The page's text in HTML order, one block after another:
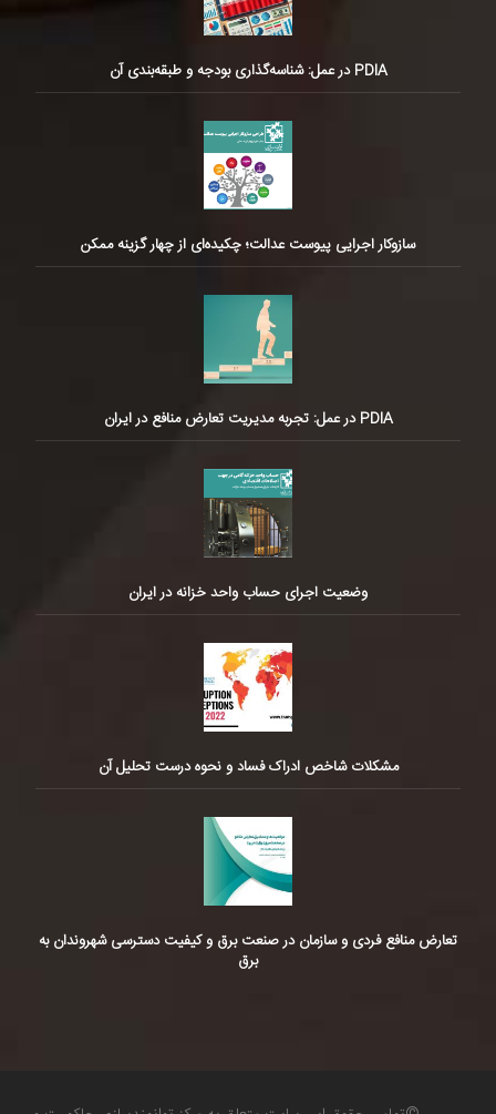
PDIA در عمل: شناسه‌گذاری بودجه و طبقه‌بندی آن
سازوکار اجرایی پیوست عدالت؛ چکیده‌ای از چهار گزینه ممکن
PDIA در عمل: تجربه مدیریت تعارض منافع در ایران
وضعیت اجرای حساب واحد خزانه در ایران
مشکلات شاخص ادراک فساد و نحوه درست تحلیل آن
تعارض منافع فردی و سازمان در صنعت برق و کیفیت دسترسی شهروندان به
برق